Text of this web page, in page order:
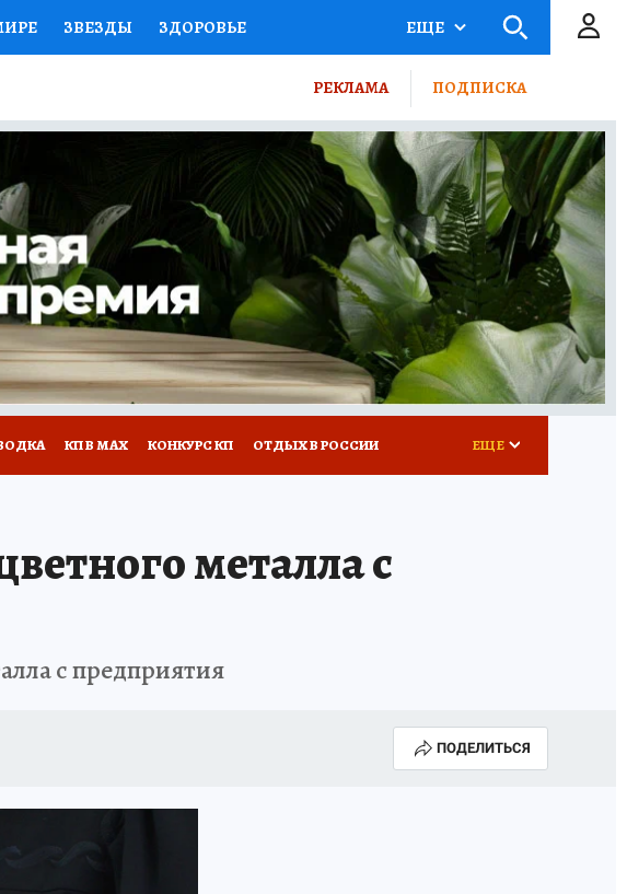
ЗВЕЗДЫ ЗДОРОВЬЕ
ЖЕНСКИЕ СЕКРЕТЫ ПУТЕВОДИТЕЛЬ
ДЕФИЦИТ ЖЕЛЕЗА ТУРИЗМ
ПОТРЕБИТЕЛЯ ВСЕ О КП РАДИО КП
ЕЩЕ
РЕКЛАМА ПОДПИСКА
КП В МАХ КОНКУРС КП ОТДЫХ В РОССИИ ЕЩЕ
металла с
с предприятия
ПОДЕЛИТЬСЯ